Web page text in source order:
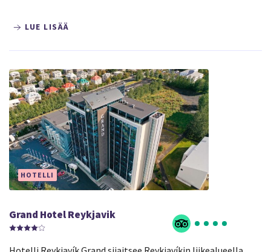
LUE LISÄÄ
HOTELLI
Grand Hotel Reykjavik